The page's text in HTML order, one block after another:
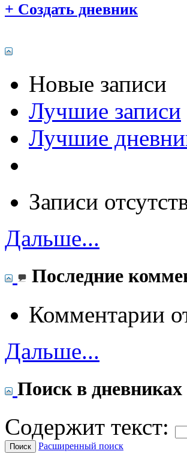
+ Создать дневник
Новые записи
Лучшие записи
Лучшие
Записи
Дальше...
Последние
Комментарии
Дальше...
Поиск в дневниках
Содержит текст:
Расширенный поиск